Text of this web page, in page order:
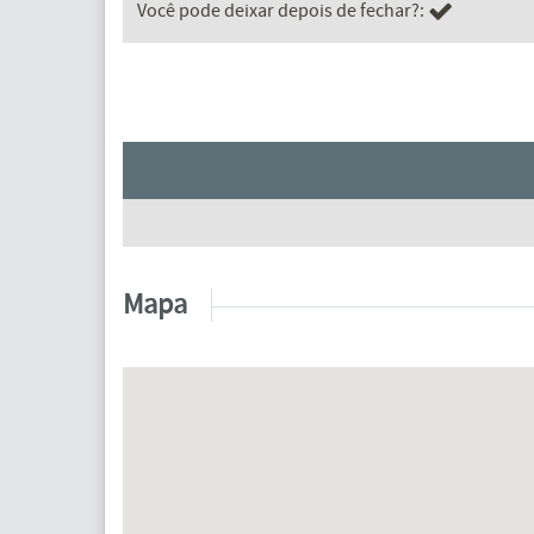
Você pode deixar depois de fechar?:
Mapa